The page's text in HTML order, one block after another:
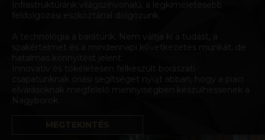
Infrastruktúránk világszínvonalú, a legkíméletesebb
feldolgozási eszköztárral dolgozunk.
A technológia a barátunk. Nem váltja ki a tudást, a
szakértelmet és a mindennapi következetes munkát, de
hatalmas könnyítést jelent.
Innovatív és tökéletesen felkészült borászati
csapatunknak óriási segítséget nyújt abban, hogy a piaci
elvárásoknak megfelelő mennyiségben készülhessenek a
Nagyborok.